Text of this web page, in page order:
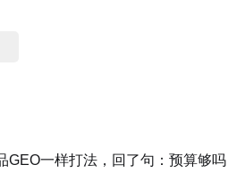
GEO一样打法，回了句：预算够吗